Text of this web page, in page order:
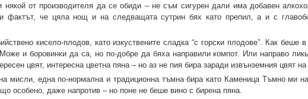
някой от производителя да се обиди – не съм сигурен дали има добавен
фактът, че цяла нощ и на следващата сутрин бях като препил, а и с
кисело-плодов, като изкуствените сладка “с горски плодове”. Как
и боровинки да са, но по-добре да бяха направили компот. Или направо
цвят, интересна цветна пяна – но аз не пия бира заради извънземния цвят на
мисли, една по-нормална и традиционна тъмна бира като Каменица Тъмно ми
особено, даже напротив – но поне не беше вино с бирена пяна.